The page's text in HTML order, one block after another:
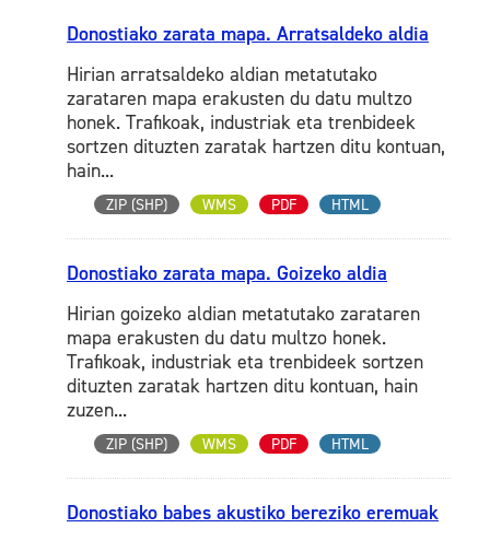
Donostiako zarata mapa. Arratsaldeko aldia
Hirian arratsaldeko aldian metatutako
zarataren mapa erakusten du datu multzo
honek. Trafikoak, industriak eta trenbideek
sortzen dituzten zaratak hartzen ditu kontuan,
hain...
ZIP (SHP) WMS PDF HTML
Donostiako zarata mapa. Goizeko aldia
Hirian goizeko aldian metatutako zarataren
mapa erakusten du datu multzo honek.
Trafikoak, industriak eta trenbideek sortzen
dituzten zaratak hartzen ditu kontuan, hain
zuzen...
ZIP (SHP) WMS PDF HTML
Donostiako babes akustiko bereziko eremuak